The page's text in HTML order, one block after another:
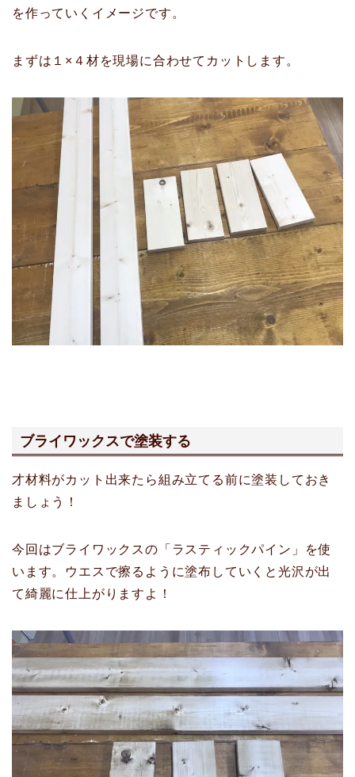
を作っていくイメージです。
まずは１×４材を現場に合わせてカットします。
ブライワックスで塗装する
才材料がカット出来たら組み立てる前に塗装しておき
ましょう！
今回はブライワックスの「ラスティックパイン」を使
います。ウエスで擦るように塗布していくと光沢が出
て綺麗に仕上がりますよ！